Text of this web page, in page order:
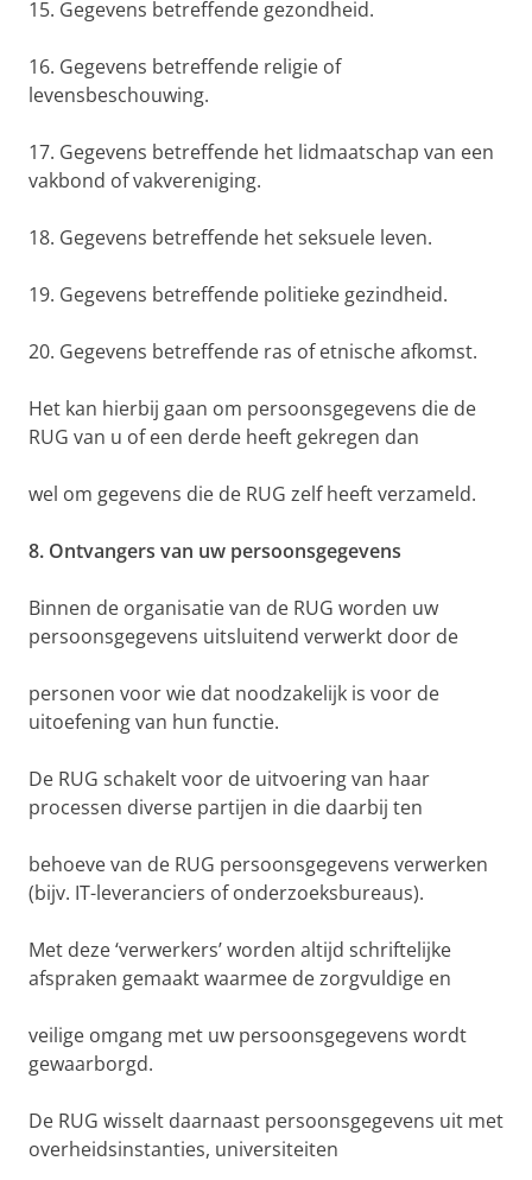
15. Gegevens betreffende gezondheid.
16. Gegevens betreffende religie of
levensbeschouwing.
17. Gegevens betreffende het lidmaatschap van een
vakbond of vakvereniging.
18. Gegevens betreffende het seksuele leven.
19. Gegevens betreffende politieke gezindheid.
20. Gegevens betreffende ras of etnische afkomst.
Het kan hierbij gaan om persoonsgegevens die de
RUG van u of een derde heeft gekregen dan
wel om gegevens die de RUG zelf heeft verzameld.
8. Ontvangers van uw persoonsgegevens
Binnen de organisatie van de RUG worden uw
persoonsgegevens uitsluitend verwerkt door de
personen voor wie dat noodzakelijk is voor de
uitoefening van hun functie.
De RUG schakelt voor de uitvoering van haar
processen diverse partijen in die daarbij ten
behoeve van de RUG persoonsgegevens verwerken
(bijv. IT-leveranciers of onderzoeksbureaus).
Met deze ‘verwerkers’ worden altijd schriftelijke
afspraken gemaakt waarmee de zorgvuldige en
veilige omgang met uw persoonsgegevens wordt
gewaarborgd.
De RUG wisselt daarnaast persoonsgegevens uit met
overheidsinstanties, universiteiten